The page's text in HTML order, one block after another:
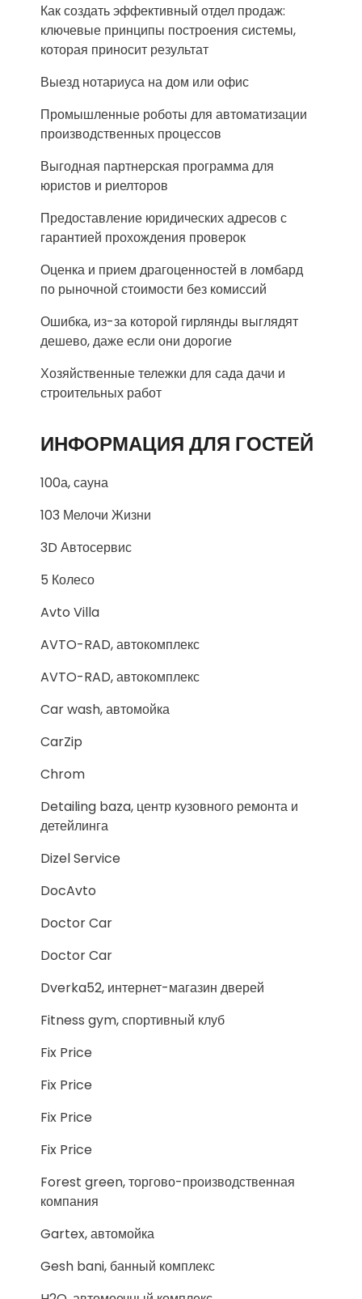
Как создать эффективный отдел продаж:
ключевые принципы построения системы,
которая приносит результат
Выезд нотариуса на дом или офис
Промышленные роботы для автоматизации
производственных процессов
Выгодная партнерская программа для
юристов и риелторов
Предоставление юридических адресов с
гарантией прохождения проверок
Оценка и прием драгоценностей в ломбард
по рыночной стоимости без комиссий
Ошибка, из-за которой гирлянды выглядят
дешево, даже если они дорогие
Хозяйственные тележки для сада дачи и
строительных работ
ИНФОРМАЦИЯ ДЛЯ ГОСТЕЙ
100а, сауна
103 Мелочи Жизни
3D Автосервис
5 Колесо
Avto Villa
AVTO-RAD, автокомплекс
AVTO-RAD, автокомплекс
Car wash, автомойка
CarZip
Chrom
Detailing baza, центр кузовного ремонта и
детейлинга
Dizel Service
DocAvto
Doctor Car
Doctor Car
Dverka52, интернет-магазин дверей
Fitness gym, спортивный клуб
Fix Price
Fix Price
Fix Price
Fix Price
Forest green, торгово-производственная
компания
Gartex, автомойка
Gesh bani, банный комплекс